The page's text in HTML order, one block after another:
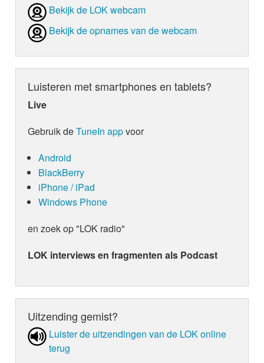
Bekijk de LOK webcam
Bekijk de opnames van de webcam
Luisteren met smartphones en tablets?
Live
Gebruik deTuneIn appvoor
Android
BlackBerry
iPhone / iPad
Windows Phone
en zoek op "LOK radio"
LOK interviews en fragmenten als Podcast
Uitzending gemist?
Luister de uit­zen­din­gen van de LOK online
terug